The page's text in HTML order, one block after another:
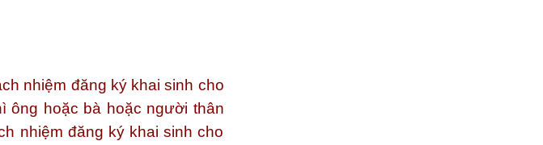
nhiệm đăng ký khai sinh cho
ông hoặc bà hoặc người thân
nhiệm đăng ký khai sinh cho